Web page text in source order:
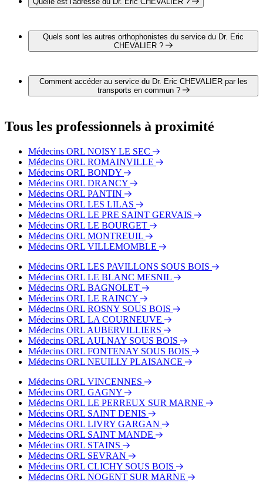
Stalingrad 93000 BOBIGNY
Quels sont les autres orthophonistes du service du Dr. Eric
CHEVALIER ?
Dr. Eric CHEVALIER :
Dr. Alexandre KORNILOFF
Dr. Lemya HADID
Comment accéder au service du Dr. Eric CHEVALIER par les
transports en commun ?
arrêts suivants :
Bus - Chavez - Nieuport
Salengro - Tramway
Bus - Fernand Pena
Tram - Maurice Lachâtre
Tram - Gaston Roulaud
Tram - Hôpital Avicenne
Tous les professionnels à proximité
Médecins ORL NOISY LE SEC
Médecins ORL ROMAINVILLE
Médecins ORL BONDY
Médecins ORL DRANCY
Médecins ORL PANTIN
Médecins ORL LES LILAS
Médecins ORL LE PRE SAINT GERVAIS
Médecins ORL LE BOURGET
Médecins ORL MONTREUIL
Médecins ORL VILLEMOMBLE
Médecins ORL LES PAVILLONS SOUS BOIS
Médecins ORL LE BLANC MESNIL
Médecins ORL BAGNOLET
Médecins ORL LE RAINCY
Médecins ORL ROSNY SOUS BOIS
Médecins ORL LA COURNEUVE
Médecins ORL AUBERVILLIERS
Médecins ORL AULNAY SOUS BOIS
Médecins ORL FONTENAY SOUS BOIS
Médecins ORL NEUILLY PLAISANCE
Médecins ORL VINCENNES
Médecins ORL GAGNY
Médecins ORL LE PERREUX SUR MARNE
Médecins ORL SAINT DENIS
Médecins ORL LIVRY GARGAN
Médecins ORL SAINT MANDE
Médecins ORL STAINS
Médecins ORL SEVRAN
Médecins ORL CLICHY SOUS BOIS
Médecins ORL NOGENT SUR MARNE